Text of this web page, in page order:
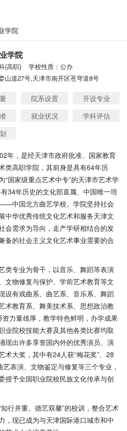
学院
学院
(高职)
学校性质：公办
山道27号,天津市南开区苍穹道8号
院系设置
开设专业
就业状况
学科评估
年，是经天津市政府批准、国家教育
类高职学院，其前身是具有64年历
“国家级重点艺术中专”的天津市艺术学
34年历史的文化部直属、中国唯一培
中国北方曲艺学校。学院坚持社会
中华优秀传统文化艺术和服务天津文
会需求为导向，走产学研相结合的发
备的社会主义文化艺术事业需要的合
类专业为骨干，以音乐、舞蹈等表演
文物修复与保护、学前艺术教育等文
设有戏曲系、曲艺系、音乐系、舞蹈
术教育系、舞美技术系、思想政治教
力量雄厚，教学特色鲜明，办学成果
业院校技能大赛及其他各类比赛均取
现出许多享誉国内外的优秀演员、演
术大奖，其中有24人获“梅花奖”、28
艺表演、文物鉴定与修复等三个专业，
授予全国职业院校民族文化传承与创
知行并重、德艺双馨”的校训，整合艺术
，现已成为与天津国际港口城市和中